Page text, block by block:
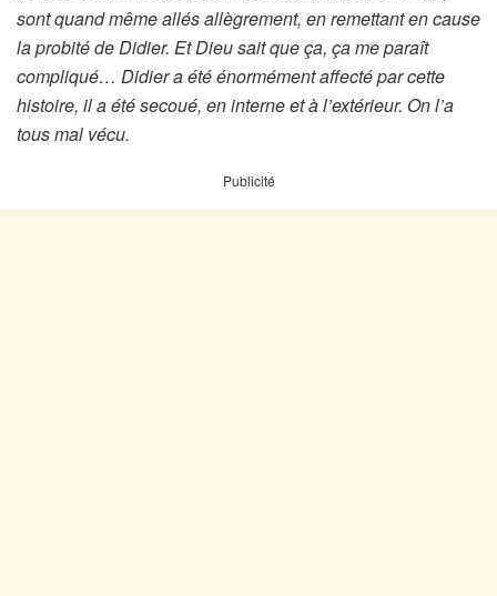
sont quand même allés allègrement, en remettant en cause
la probité de Didier. Et Dieu sait que ça, ça me paraît
compliqué… Didier a été énormément affecté par cette
histoire, il a été secoué, en interne et à l’extérieur. On l’a
tous mal vécu.
Publicité